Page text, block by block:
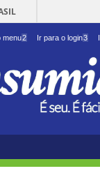
menu2 Ir para o login3